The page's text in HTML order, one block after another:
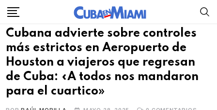
Skip
content
Cubana advierte sobre controles
más estrictos en Aeropuerto de
Houston a viajeros que regresan
de Cuba: «A todos nos mandaron
para el cuartico»